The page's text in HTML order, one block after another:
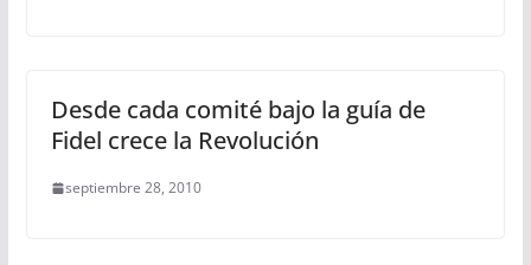
Desde cada comité bajo la guía de
Fidel crece la Revolución
septiembre 28, 2010